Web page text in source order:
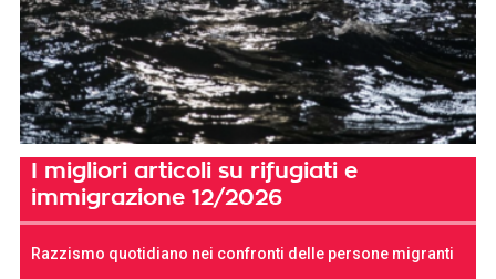
I migliori articoli su rifugiati e
immigrazione 12/2026
Razzismo quotidiano nei confronti delle persone migranti